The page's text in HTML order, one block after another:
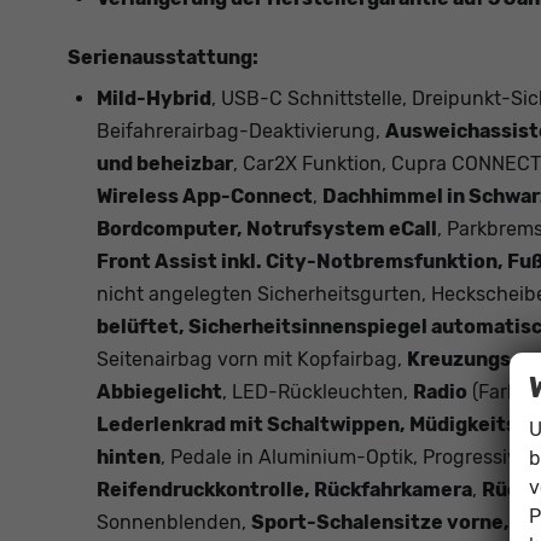
Serienausstattung:
Mild-Hybrid, USB-C Schnittstelle, Dreipunkt-
Beifahrerairbag-Deaktivierung,
und beheizbar, Car2X Funktion, Cupra
Wireless App-Connect, Dachhimmel in
Bordcomputer, Notrufsystem eCall,
Front Assist inkl. City-Notbremsfunktion,
nicht angelegten Sicherheitsgurten,
belüftet, Sicherheitsinnenspiegel
Seitenairbag vorn mit Kopfairbag,
Abbiegelicht, LED-Rückleuchten, Radio
Lederlenkrad mit Schaltwippen,
hinten, Pedale in Aluminium-Optik,
Reifendruckkontrolle, Rückfahrkamera,
Sonnenblenden, Sport-Schalensitze vorne,